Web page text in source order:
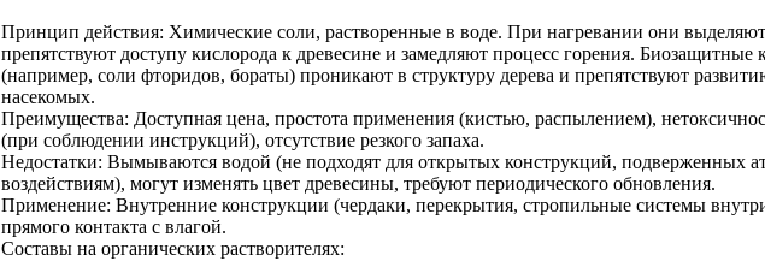
Принцип действия: Химические соли, растворенные в воде. При нагревании они
препятствуют доступу кислорода к древесине и замедляют процесс горения. Биозащитные
(например, соли фторидов, бораты) проникают в структуру дерева и препятствуют
насекомых.
Преимущества: Доступная цена, простота применения (кистью, распылением),
(при соблюдении инструкций), отсутствие резкого запаха.
Недостатки: Вымываются водой (не подходят для открытых конструкций, подверженных
воздействиям), могут изменять цвет древесины, требуют периодического обновления.
Применение: Внутренние конструкции (чердаки, перекрытия, стропильные системы
прямого контакта с влагой.
Составы на органических растворителях: